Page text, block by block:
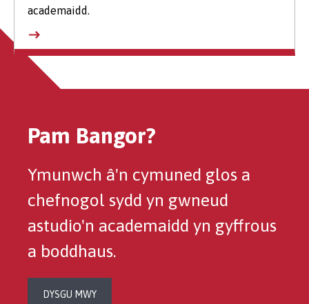
academaidd.
Pam Bangor?
Ymunwch â'n cymuned glos a
chefnogol sydd yn gwneud
astudio'n academaidd yn gyffrous
a boddhaus.
DYSGU MWY